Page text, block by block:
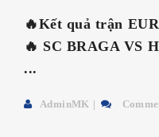
🔥Kết quả trận
🔥 SC BRAGA VS
...
AdminMK